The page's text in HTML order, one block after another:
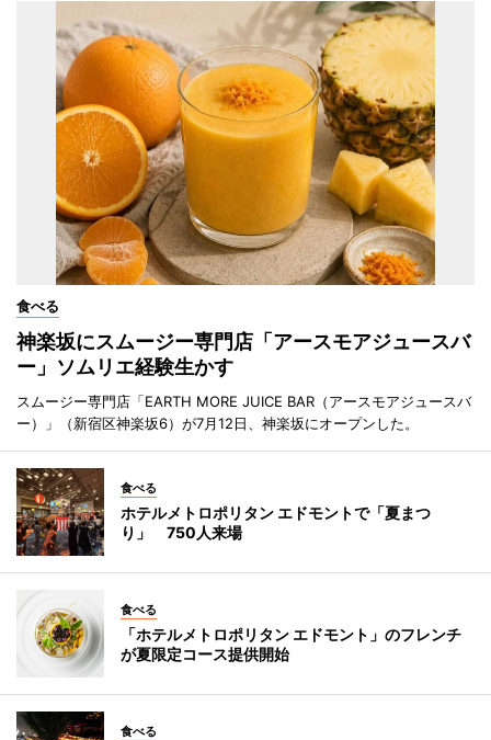
食べる
神楽坂にスムージー専門店「アースモアジュースバ
ー」ソムリエ経験生かす
スムージー専門店「EARTH MORE JUICE BAR（アースモアジュースバ
ー）」（新宿区神楽坂6）が7月12日、神楽坂にオープンした。
食べる
ホテルメトロポリタン エドモントで「夏まつ
り」 750人来場
食べる
「ホテルメトロポリタン エドモント」のフレンチ
が夏限定コース提供開始
食べる